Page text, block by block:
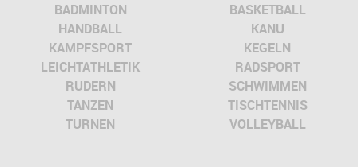
BADMINTON
BASKETBALL
HANDBALL
KANU
KAMPFSPORT
KEGELN
LEICHTATHLETIK
RADSPORT
RUDERN
SCHWIMMEN
TANZEN
TISCHTENNIS
TURNEN
VOLLEYBALL